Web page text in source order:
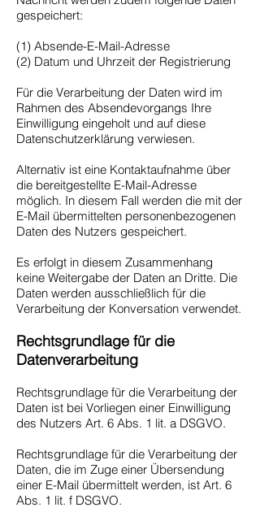
gespeichert:
(1) Absende-E-Mail-Adresse
(2) Datum und Uhrzeit der Registrierung
Für die Verarbeitung der Daten wird im
Rahmen des Absendevorgangs Ihre
Einwilligung eingeholt und auf diese
Datenschutzerklärung verwiesen.
Alternativ ist eine Kontaktaufnahme über
die bereitgestellte E-Mail-Adresse
möglich. In diesem Fall werden die mit der
E-Mail übermittelten personenbezogenen
Daten des Nutzers gespeichert.
Es erfolgt in diesem Zusammenhang
keine Weitergabe der Daten an Dritte. Die
Daten werden ausschließlich für die
Verarbeitung der Konversation verwendet.
Rechtsgrundlage für die
Datenverarbeitung
Rechtsgrundlage für die Verarbeitung der
Daten ist bei Vorliegen einer Einwilligung
des Nutzers Art. 6 Abs. 1 lit. a DSGVO.
Rechtsgrundlage für die Verarbeitung der
Daten, die im Zuge einer Übersendung
einer E-Mail übermittelt werden, ist Art. 6
Abs. 1 lit. f DSGVO.